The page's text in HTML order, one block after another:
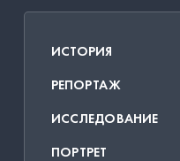
ИСТОРИЯ
РЕПОРТАЖ
ИССЛЕДОВАНИЕ
ПОРТРЕТ